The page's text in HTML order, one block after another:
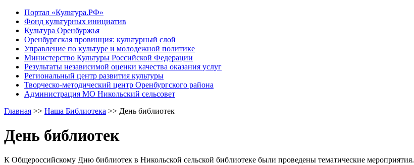
Портал «Культура.РФ»
Фонд культурных инициатив
Культура Оренбуржья
Оренбургская провинция: культурный слой
Управление по культуре и молодежной политике
Министерство Культуры Российской Федерации
Результаты независимой оценки качества оказания услуг
Региональный центр развития культуры
Творческо-методический центр Оренбургского района
Администрация МО Никольский сельсовет
Главная >> Наша Библиотека >> День библиотек
День библиотек
К Общероссийскому Дню библиотек в Никольской сельской библиотеке были проведены тематические мероприятия.